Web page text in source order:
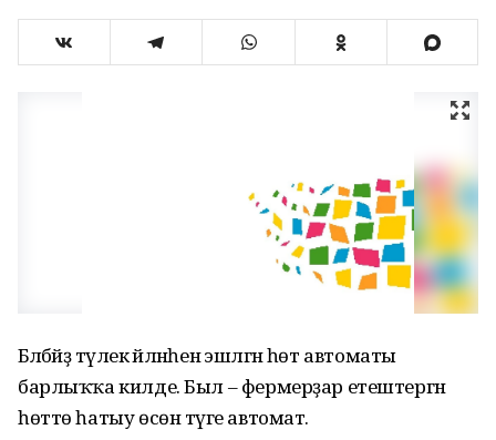
Бәләбәйҙә тәүлек әйләнәһенә эшләгән һөт автоматы
барлыҡҡа килде. Был – фермерҙар етештергән
һөттө һатыу өсөн тәүге автомат.